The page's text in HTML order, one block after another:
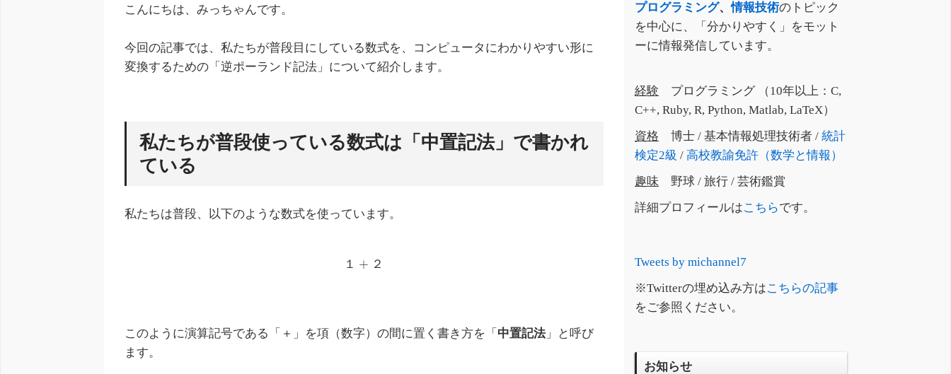
こんにちは、みっちゃんです。
今回の記事では、私たちが普段目にしている数式を、コンピュータにわかりやすい形に
変換するための「逆ポーランド記法」について紹介します。
私たちが普段使っている数式は「中置記法」で書かれ
ている
私たちは普段、以下のような数式を使っています。
１ + ２
このように演算記号である「＋」を項（数字）の間に置く書き方を「 中置記法 」と呼び
ます。
プログラミング、情報技術のトピック
を中心に、「分かりやすく」をモット
ーに情報発信しています。
経験 プログラミング （10年以上：C,
C++, Ruby, R, Python, Matlab, LaTeX）
資格 博士 / 基本情報処理技術者 / 統計
検定2級 / 高校教諭免許（数学と情報）
趣味 野球 / 旅行 / 芸術鑑賞
詳細プロフィールはこちらです。
Tweets by michannel7
※Twitterの埋め込み方はこちらの記事
をご参照ください。
お知らせ